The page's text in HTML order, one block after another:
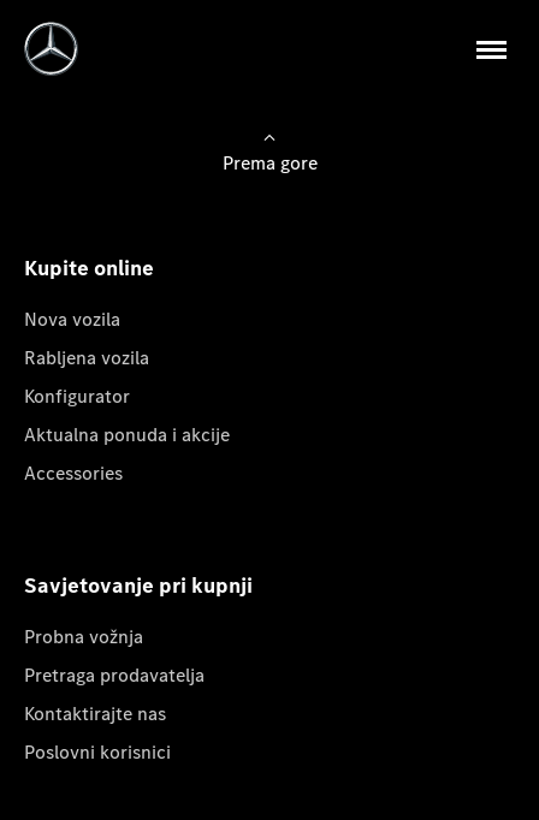
Prema gore
Kupite online
Nova vozila
Rabljena vozila
Konfigurator
Aktualna ponuda i akcije
Accessories
Savjetovanje pri kupnji
Probna vožnja
Pretraga prodavatelja
Kontaktirajte nas
Poslovni korisnici